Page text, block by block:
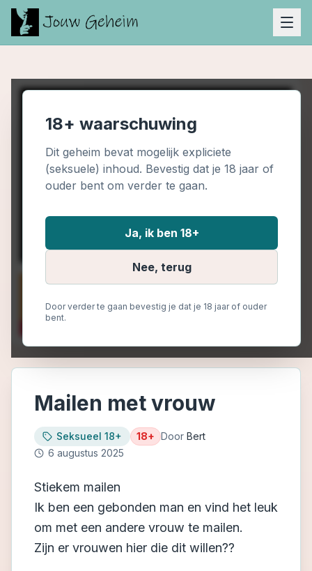
18+ waarschuwing
Dit geheim bevat mogelijk expliciete
(seksuele) inhoud. Bevestig dat je 18 jaar of
ouder bent om verder te gaan.
Ja, ik ben 18+
Nee, terug
Door verder te gaan bevestig je dat je 18 jaar of ouder
bent.
Mailen met vrouw
Seksueel 18+ 18+ Door Bert
6 augustus 2025
Stiekem mailen
Ik ben een gebonden man en vind het leuk
om met een andere vrouw te mailen.
Zijn er vrouwen hier die dit willen??